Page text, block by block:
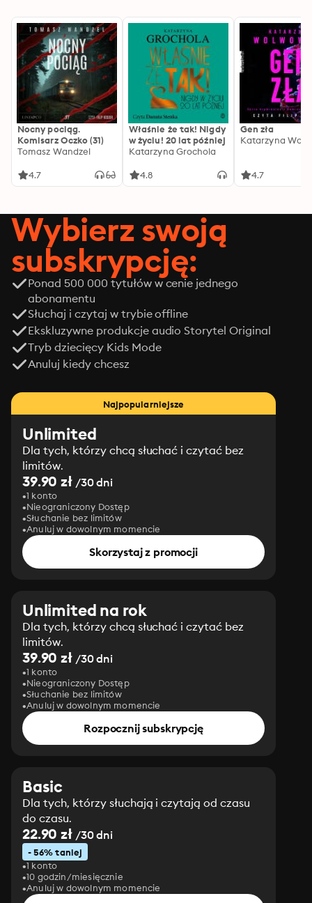
Nocny pociąg.
Komisarz Oczko (31)
Tomasz Wandzel
4.7
Właśnie że tak! Nigdy
w życiu! 20 lat później
Katarzyna Grochola
4.8
Gen zła
Katarzyna
4.7
Wybierz swoją
subskrypcję:
Ponad 500 000 tytułów w cenie jednego
abonamentu
Słuchaj i czytaj w trybie offline
Ekskluzywne produkcje audio Storytel Original
Tryb dziecięcy Kids Mode
Anuluj kiedy chcesz
Najpopularniejsze
Unlimited
Dla tych, którzy chcą słuchać i czytać bez
limitów.
39.90 zł/30 dni
1 konto
Nieograniczony Dostęp
Słuchanie bez limitów
Anuluj w dowolnym momencie
Skorzystaj z promocji
Unlimited na rok
Dla tych, którzy chcą słuchać i czytać bez
limitów.
39.90 zł/30 dni
1 konto
Nieograniczony Dostęp
Słuchanie bez limitów
Anuluj w dowolnym momencie
Rozpocznij subskrypcję
Basic
Dla tych, którzy słuchają i czytają od czasu
do czasu.
22.90 zł/30 dni
- 56% taniej
1 konto
10 godzin/miesięcznie
Anuluj w dowolnym momencie